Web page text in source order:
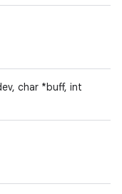
char *buff, int